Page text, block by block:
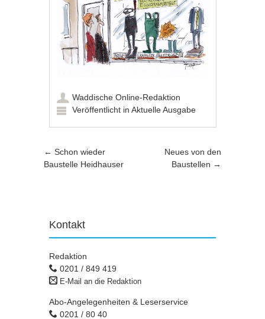
Waddische Online-Redaktion
Veröffentlicht inAktuelle Ausgabe
Artikel-Navigation
← Schon wieder
Baustelle Heidhauser
Neues von den
Baustellen →
Kontakt
Redaktion
0201 / 849 419
E-Mail an die Redaktion
Abo-Angelegenheiten & Leserservice
0201 / 80 40